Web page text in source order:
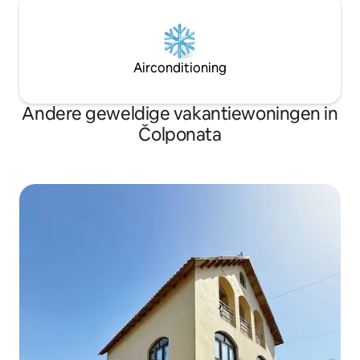
Airconditioning
Andere geweldige vakantiewoningen in
Čolponata